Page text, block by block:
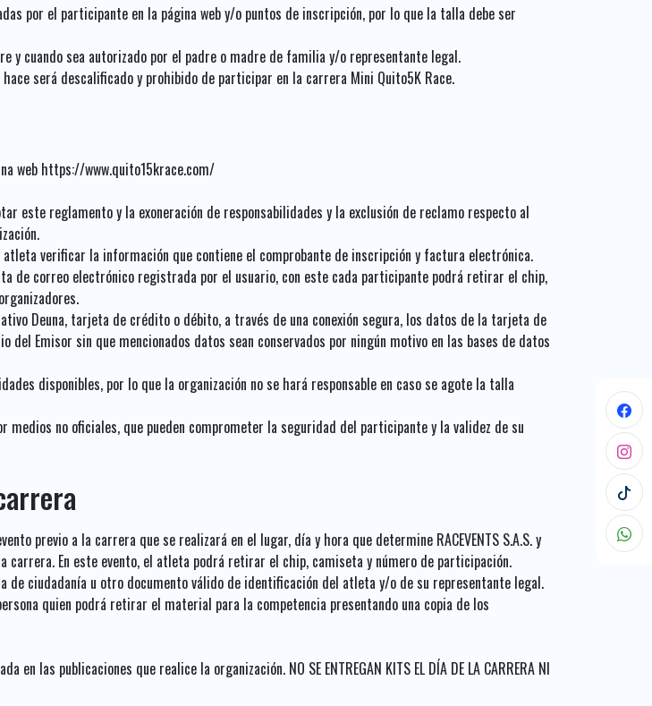
por el participante en la página web y/o puntos de inscripción, por lo que la talla debe ser
cuando sea autorizado por el padre o madre de familia y/o representante legal.
será descalificado y prohibido de participar en la carrera Mini Quito5K Race.
web https://www.quito15krace.com/
este reglamento y la exoneración de responsabilidades y la exclusión de reclamo respecto al
verificar la información que contiene el comprobante de inscripción y factura electrónica.
de correo electrónico registrada por el usuario, con este cada participante podrá retirar el chip,
Deuna, tarjeta de crédito o débito, a través de una conexión segura, los datos de la tarjeta de
Emisor sin que mencionados datos sean conservados por ningún motivo en las bases de datos
disponibles, por lo que la organización no se hará responsable en caso se agote la talla
medios no oficiales, que pueden comprometer la seguridad del participante y la validez de su
previo a la carrera que se realizará en el lugar, día y hora que determine RACEVENTS S.A.S. y
En este evento, el atleta podrá retirar el chip, camiseta y número de participación.
de ciudadanía u otro documento válido de identificación del atleta y/o de su representante legal.
quien podrá retirar el material para la competencia presentando una copia de los
las publicaciones que realice la organización. NO SE ENTREGAN KITS EL DÍA DE LA CARRERA NI